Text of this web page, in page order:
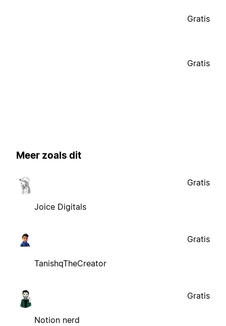
Gratis
Gratis
Meer zoals dit
Joice Digitals
Gratis
TanishqTheCreator
Gratis
Notion nerd
Gratis